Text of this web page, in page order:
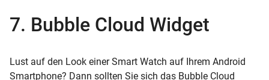
7. Bubble Cloud Widget
Lust auf den Look einer Smart Watch auf Ihrem Android
Smartphone? Dann sollten Sie sich das Bubble Cloud